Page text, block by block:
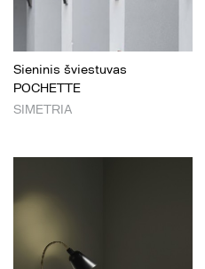
Sieninis šviestuvas
POCHETTE
SIMETRIA